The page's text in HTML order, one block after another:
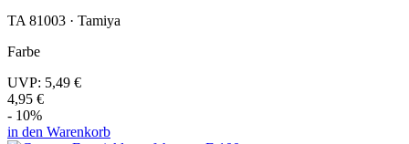
TA 81003 · Tamiya
Farbe
UVP: 5,49 €
4,95 €
- 10%
in den Warenkorb